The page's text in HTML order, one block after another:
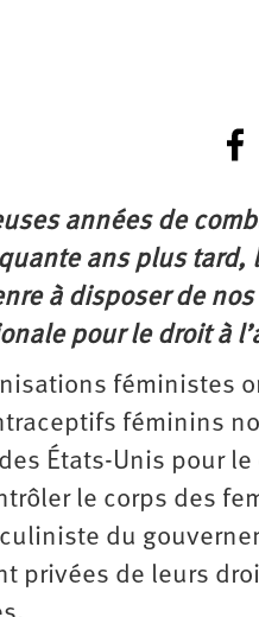
années de
ans plus
à disposer de
pour le droit à
féministes
féminins
des États-Unis pour
le corps des
du
privées de leurs